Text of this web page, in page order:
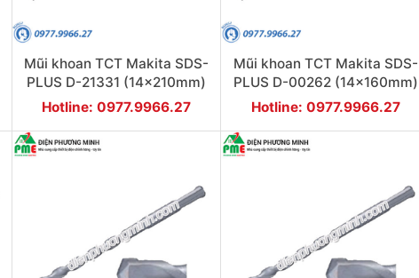
Mũi khoan TCT Makita SDS-
PLUS D-21331 (14x210mm)
Hotline: 0977.9966.27
Mũi khoan TCT Makita SDS-
PLUS D-00262 (14x160mm)
Hotline: 0977.9966.27